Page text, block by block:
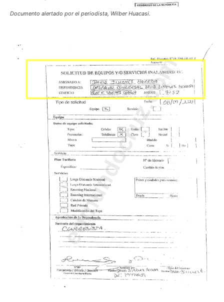
Documento alertado por el periodista, Wilber Huacasi.